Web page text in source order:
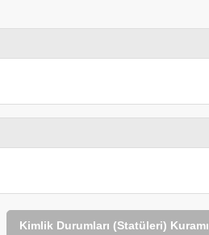
Kimlik Durumları (Statüleri) Kuramı